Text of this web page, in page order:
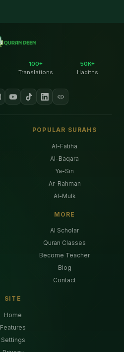
100+
Translations
50K+
Hadiths
POPULAR SURAHS
Al-Fatiha
Al-Baqara
Ya-Sin
Ar-Rahman
Al-Mulk
MORE
AI Scholar
Quran Classes
Become Teacher
Blog
Contact
SITE
Home
Features
Settings